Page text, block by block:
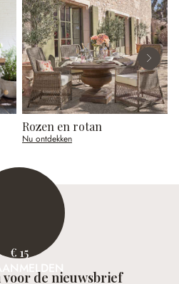
Rozen en rotan
Nu ontdekken
€ 15
voor de nieuwsbrief